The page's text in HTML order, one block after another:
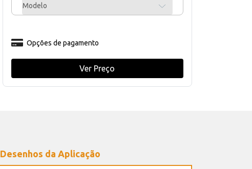
Modelo
Opções de pagamento
Ver Preço
Desenhos da Aplicação